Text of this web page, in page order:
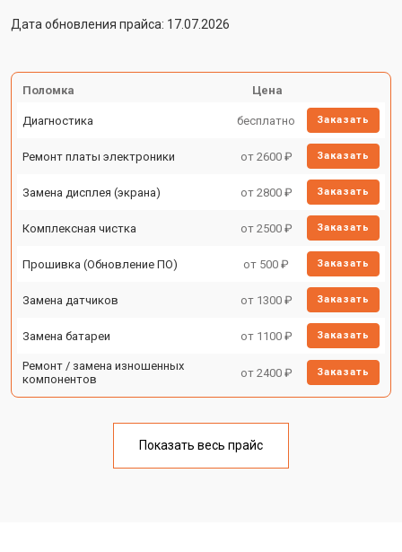
Дата обновления прайса: 17.07.2026
Поломка Цена
Диагностика бесплатно Заказать
Ремонт платы электроники от 2600 ₽ Заказать
Замена дисплея (экрана) от 2800 ₽ Заказать
Комплексная чистка от 2500 ₽ Заказать
Прошивка (Обновление ПО) от 500 ₽ Заказать
Замена датчиков от 1300 ₽ Заказать
Замена батареи от 1100 ₽ Заказать
Ремонт / замена изношенных
компонентов
от 2400 ₽ Заказать
Показать весь прайс